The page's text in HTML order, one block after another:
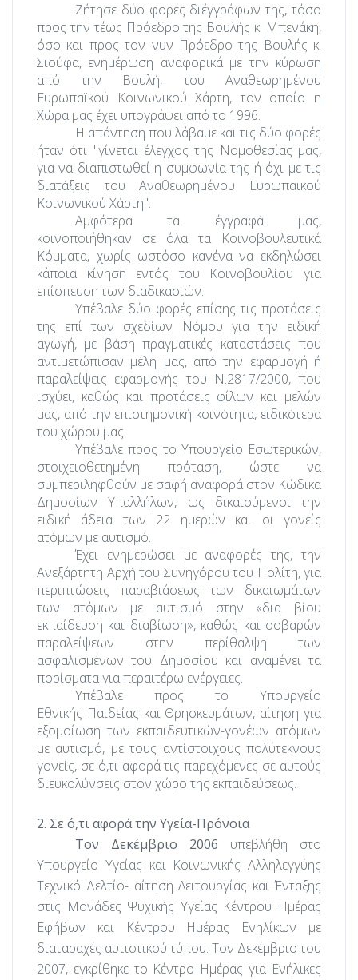
Ζήτησε δύο φορές δι΄εγγράφων της, τόσο
προς την τέως Πρόεδρο της Βουλής κ. Μπενάκη,
όσο και προς τον νυν Πρόεδρο της Βουλής κ.
Σιούφα, ενημέρωση αναφορικά με την κύρωση
από την Βουλή, του Αναθεωρημένου
Ευρωπαϊκού Κοινωνικού Χάρτη, τον οποίο η
Χώρα μας έχει υπογράψει από το 1996.
Η απάντηση που λάβαμε και τις δύο φορές
ήταν ότι "γίνεται έλεγχος της Νομοθεσίας μας,
για να διαπιστωθεί η συμφωνία της ή όχι με τις
διατάξεις του Αναθεωρημένου Ευρωπαϊκού
Κοινωνικού Χάρτη".
Αμφότερα τα έγγραφά μας,
κοινοποιήθηκαν σε όλα τα Κοινοβουλευτικά
Κόμματα, χωρίς ωστόσο κανένα να εκδηλώσει
κάποια κίνηση εντός του Κοινοβουλίου για
επίσπευση των διαδικασιών.
Υπέβαλε δύο φορές επίσης τις προτάσεις
της επί των σχεδίων Νόμου για την ειδική
αγωγή, με βάση πραγματικές καταστάσεις που
αντιμετώπισαν μέλη μας, από την εφαρμογή ή
παραλείψεις εφαρμογής του Ν.2817/2000, που
ισχύει, καθώς και προτάσεις φίλων και μελών
μας, από την επιστημονική κοινότητα, ειδικότερα
του χώρου μας.
Υπέβαλε προς το Υπουργείο Εσωτερικών,
στοιχειοθετημένη πρόταση, ώστε να
συμπεριληφθούν με σαφή αναφορά στον Κώδικα
Δημοσίων Υπαλλήλων, ως δικαιούμενοι την
ειδική άδεια των 22 ημερών και οι γονείς
ατόμων με αυτισμό.
Έχει ενημερώσει με αναφορές της, την
Ανεξάρτητη Αρχή του Συνηγόρου του Πολίτη, για
περιπτώσεις παραβιάσεως των δικαιωμάτων
των ατόμων με αυτισμό στην «δια βίου
εκπαίδευση και διαβίωση», καθώς και σοβαρών
παραλείψεων στην περίθαλψη των
ασφαλισμένων του Δημοσίου και αναμένει τα
πορίσματα για περαιτέρω ενέργειες.
Υπέβαλε προς το Υπουργείο
Εθνικής Παιδείας και Θρησκευμάτων, αίτηση για
εξομοίωση των εκπαιδευτικών-γονέων ατόμων
με αυτισμό, με τους αντίστοιχους πολύτεκνους
γονείς, σε ό,τι αφορά τις παρεχόμενες σε αυτούς
διευκολύνσεις στον χώρο της εκπαιδεύσεως.
2. Σε ό,τι αφορά την Υγεία-Πρόνοια
Τον Δεκέμβριο 2006 υπεβλήθη στο
Υπουργείο Υγείας και Κοινωνικής Αλληλεγγύης
Τεχνικό Δελτίο- αίτηση Λειτουργίας και Ένταξης
στις Μονάδες Ψυχικής Υγείας Κέντρου Ημέρας
Εφήβων και Κέντρου Ημέρας Ενηλίκων με
διαταραχές αυτιστικού τύπου. Τον Δεκέμβριο του
2007, εγκρίθηκε το Κέντρο Ημέρας για Ενήλικες